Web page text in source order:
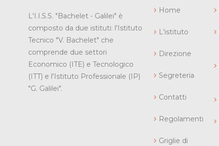
L'I.I.S.S. "Bachelet - Galilei" è
composto da due istituti: l'Istituto
Tecnico "V. Bachelet" che
comprende due settori
Economico (ITE) e Tecnologico
(ITT) e l'Istituto Professionale (IP)
"G. Galilei".
Home
L'istituto
Direzione
Segreteria
Contatti
Regolamenti
Griglie di